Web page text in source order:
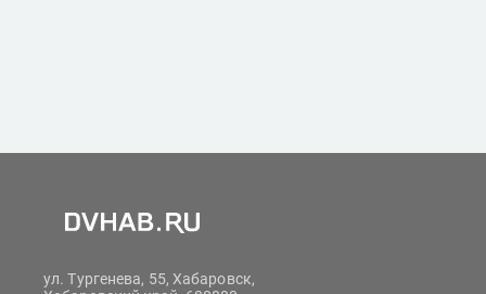
ул. Тургенева, 55, Хабаровск,